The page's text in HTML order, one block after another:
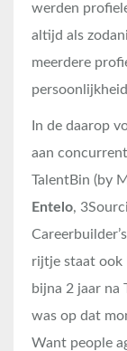
werden
altijd als
meerdere
In de daarop
aan
TalentBin (by
Entelo,
rijtje staat ook
bijna 2 jaar na
was op dat
Want people